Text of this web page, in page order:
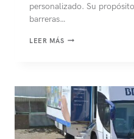
personalizado. Su
barreras…
LEER MÁS¿QUÉ
MÓVILES
ESPECIALES
Y
CUÁL